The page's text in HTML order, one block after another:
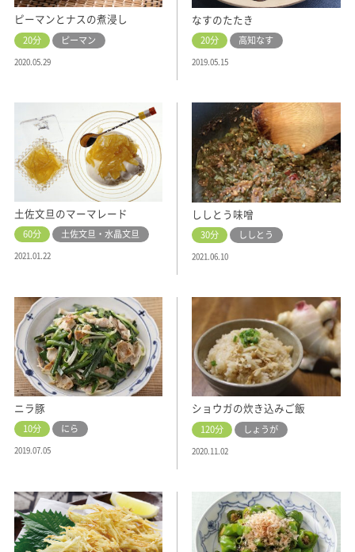
ピーマンとナスの煮浸し
20分 ピーマン
2020.05.29
なすのたたき
20分 高知なす
2019.05.15
土佐文旦のマーマレード
60分 土佐文旦・水晶文旦
2021.01.22
ししとう味噌
30分 ししとう
2021.06.10
ニラ豚
10分 にら
2019.07.05
ショウガの炊き込みご飯
120分 しょうが
2020.11.02